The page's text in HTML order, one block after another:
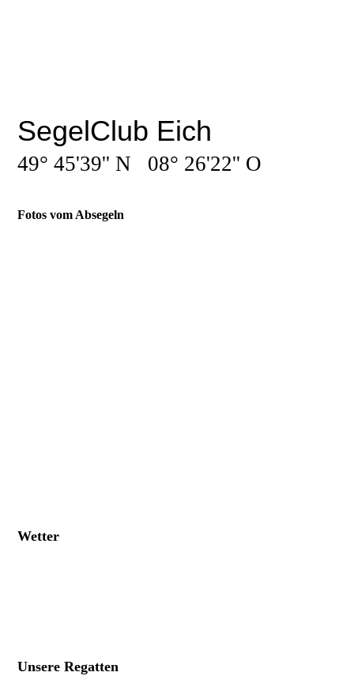
SegelClub Eich
49° 45'39'' N 08° 26'22'' O
Fotos vom Absegeln
Wetter
Unsere Regatten